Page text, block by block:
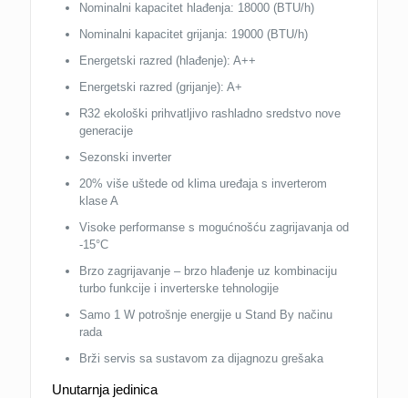
Nominalni kapacitet hlađenja: 18000 (BTU/h)
Nominalni kapacitet grijanja: 19000 (BTU/h)
Energetski razred (hlađenje): A++
Energetski razred (grijanje): A+
R32 ekološki prihvatljivo rashladno sredstvo nove
generacije
Sezonski inverter
20% više uštede od klima uređaja s inverterom
klase A
Visoke performanse s mogućnošću zagrijavanja od
-15°C
Brzo zagrijavanje – brzo hlađenje uz kombinaciju
turbo funkcije i inverterske tehnologije
Samo 1 W potrošnje energije u Stand By načinu
rada
Brži servis sa sustavom za dijagnozu grešaka
Unutarnja jedinica